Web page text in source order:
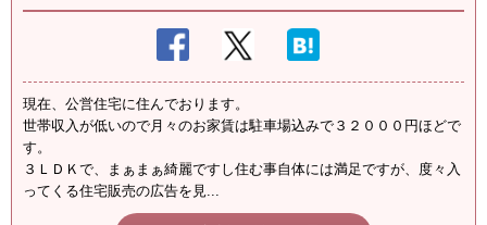
現在、公営住宅に住んでおります。
世帯収入が低いので月々のお家賃は駐車場込みで３２０００円ほどで
す。
３ＬＤＫで、まぁまぁ綺麗ですし住む事自体には満足ですが、度々入
ってくる住宅販売の広告を見...